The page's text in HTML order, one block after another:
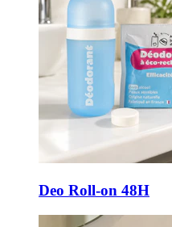
Deo Roll-on 48H